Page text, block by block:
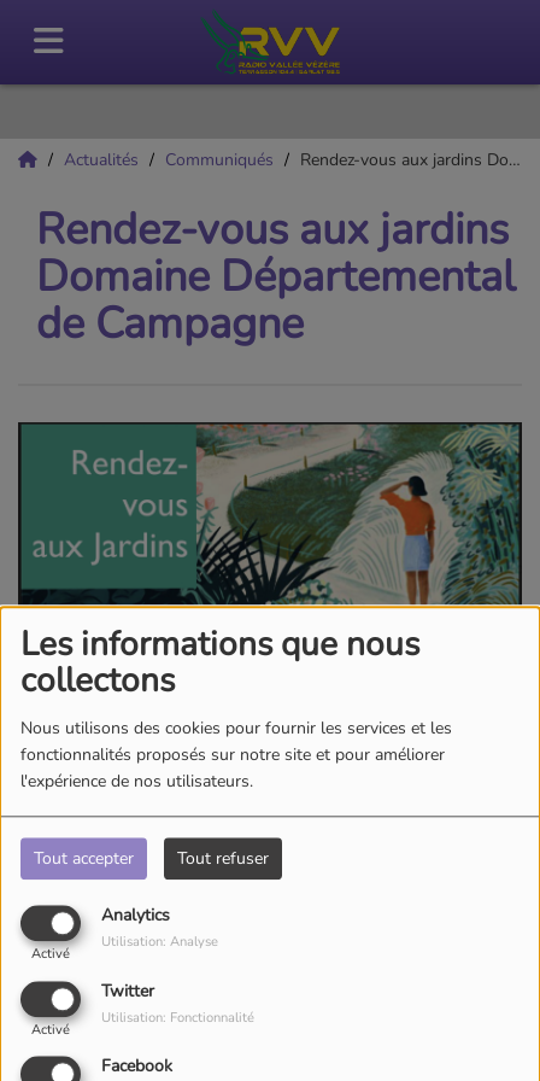
Les informations que nous
collectons
Nous utilisons des cookies pour fournir les services et les
fonctionnalités proposés sur notre site et pour améliorer
l'expérience de nos utilisateurs.
Tout accepter Tout refuser
Analytics
Activé
Utilisation: Analyse
Twitter
Activé
Utilisation: Fonctionnalité
Facebook
Actualités Communiqués Rendez-vous aux jardins Domaine Départemental de Campagne
Rendez-vous aux jardins
Domaine Départemental
de Campagne